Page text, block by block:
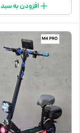
افزودن به سبد